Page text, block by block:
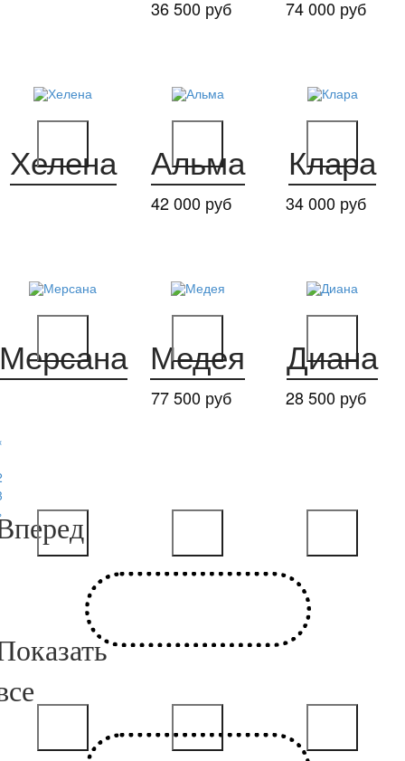
36 500 руб 74 000 руб
Хелена
42 000 руб
Альма
34 000 руб
Клара
77 500 руб
Медея
28 500 руб
Диана